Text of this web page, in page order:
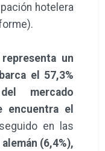
hotelera
un
el 57,3%
mercado
encuentra el
seguido en las
alemán (6,4%),